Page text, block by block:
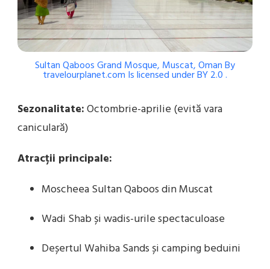
Sultan Qaboos Grand Mosque, Muscat, OmanBy
travelourplanet.com Is licensed underBY 2.0.
Sezonalitate:Octombrie-aprilie (evită vara
caniculară)
Atracții principale:
Moscheea Sultan Qaboos din Muscat
Wadi Shab și wadis-urile spectaculoase
Deșertul Wahiba Sands și camping beduini